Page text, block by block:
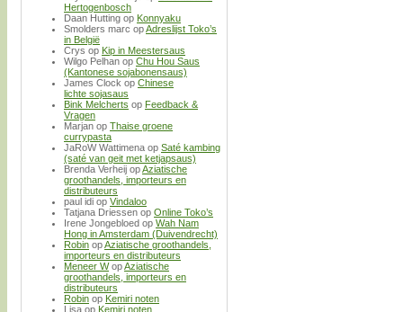
Hertogenbosch
Daan Hutting op Konnyaku
Smolders marc opAdreslijst Toko’s
in België
Crys op Kip in Meestersaus
Wilgo Pelhan op Chu Hou Saus
(Kantonese sojabonensaus)
James Clock op Chinese
lichte sojasaus
Bink Melcherts op Feedback &
Vragen
Marjan op Thaise groene
currypasta
JaRoW Wattimena op Saté kambing
(saté van geit met ketjapsaus)
Brenda Verheij opAziatische
groothandels, importeurs en
distributeurs
paul idi op Vindaloo
Tatjana Driessen op Online Toko’s
Irene Jongebloed op Wah Nam
Hong in Amsterdam (Duivendrecht)
Robin opAziatische groothandels,
importeurs en distributeurs
Meneer WopAziatische
groothandels, importeurs en
distributeurs
Robin op Kemiri noten
Lisa op Kemiri noten